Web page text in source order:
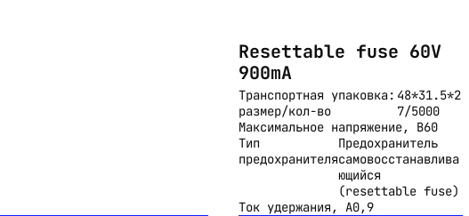
Resettable fuse 60V
900mA
Транспортная упаковка:
размер/кол-во
48*31.5*2
7/5000
Максимальное напряжение, В60
Тип
предохранителя
Предохранитель
самовосстанавлива
ющийся
(resettable fuse)
Ток удержания, А0,9